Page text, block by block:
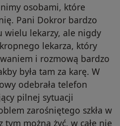
osobami, które
Pani Dokror bardzo
wielu lekarzy, ale nigdy
lekarza, który
i rozmową bardzo
była tam za karę. W
odebrała telefon
pilnej sytuacji
zarośniętego szkła w
tym można żyć, w całe nie